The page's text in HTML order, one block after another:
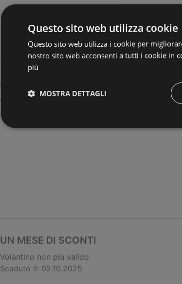
UN MESE DI SCONTI
Volantino
Scaduto il:
UN MESE DI SCONTI
Volantino non più valido
Scaduto il: 02.10.2025
Questo sito web utilizza cookie
Questo sito web utilizza i cookie per
nostro sito web acconsenti a tutti i cookie in
più
MOSTRA DETTAGLI